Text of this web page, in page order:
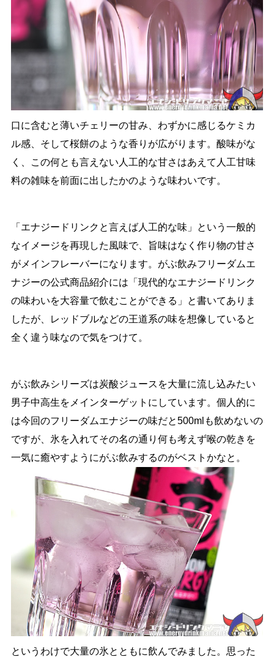
口に含むと薄いチェリーの甘み、わずかに感じるケミカ
ル感、そして桜餅のような香りが広がります。酸味がな
く、この何とも言えない人工的な甘さはあえて人工甘味
料の雑味を前面に出したかのような味わいです。
「エナジードリンクと言えば人工的な味」という一般的
なイメージを再現した風味で、旨味はなく作り物の甘さ
がメインフレーバーになります。がぶ飲みフリーダムエ
ナジーの公式商品紹介には「現代的なエナジードリンク
の味わいを大容量で飲むことができる」と書いてありま
したが、レッドブルなどの王道系の味を想像していると
全く違う味なので気をつけて。
がぶ飲みシリーズは炭酸ジュースを大量に流し込みたい
男子中高生をメインターゲットにしています。個人的に
は今回のフリーダムエナジーの味だと500mlも飲めないの
ですが、氷を入れてその名の通り何も考えず喉の乾きを
一気に癒やすようにがぶ飲みするのがベストかなと。
というわけで大量の氷とともに飲んでみました。思った